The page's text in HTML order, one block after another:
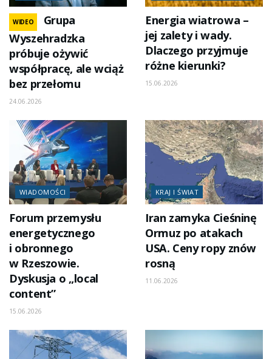
WIDEO
Grupa
Wyszehradzka
próbuje ożywić
współpracę, ale wciąż
bez przełomu
24.06.2026
Energia wiatrowa –
jej zalety i wady.
Dlaczego przyjmuje
różne kierunki?
15.06.2026
WIADOMOŚCI
Forum przemysłu
energetycznego
i obronnego
w Rzeszowie.
Dyskusja o „local
content”
15.06.2026
KRAJ I ŚWIAT
Iran zamyka Cieśninę
Ormuz po atakach
USA. Ceny ropy znów
rosną
11.06.2026